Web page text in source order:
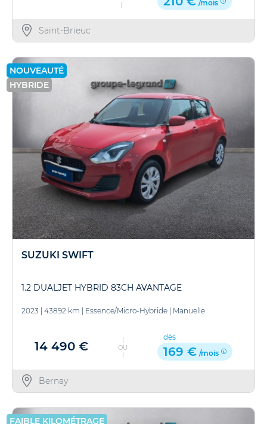
/mois
Saint-Brieuc
NOUVEAUTÉ
HYBRIDE
SUZUKI SWIFT
1.2 DUALJET HYBRID 83CH AVANTAGE
2023 43892 km Essence/Micro-Hybride Manuelle
14 490 € OU
dès
169 € /mois
Bernay
FAIBLE KILOMÉTRAGE